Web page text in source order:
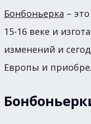
Бонбоньерка –
15-16 веке и
изменений и
Европы и